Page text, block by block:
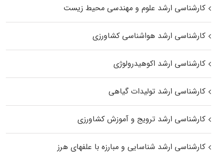
کارشناسی ارشد علوم و مهندسی محیط زیست
کارشناسی ارشد هواشناسی کشاورزی
کارشناسی ارشد اکوهیدرولوژی
کارشناسی ارشد تولیدات گیاهی
کارشناسی ارشد ترویج و آموزش کشاورزی
کارشناسی ارشد شناسایی و مبارزه با علفهای هرز